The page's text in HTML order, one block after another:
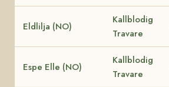
Eldlilja (NO)
Kallblodig
Travare
Espe Elle (NO)
Kallblodig
Travare